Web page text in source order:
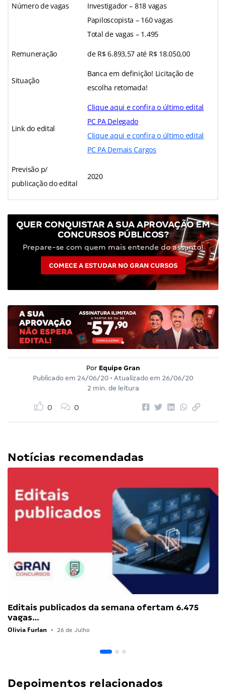
Número de vagas
Investigador – 818 vagas
Papiloscopista – 160 vagas
Total de vagas – 1.495
Remuneração de R$ 6.893,57 até R$ 18.050,00
Situação
Banca em definição! Licitação de
escolha retomada!
Link do edital
Clique aqui e confira o último edital
PC PA Delegado
Clique aqui e confira o último edital
PC PA Demais Cargos
Previsão p/
publicação do edital
2020
QUER CONQUISTAR A SUA APROVAÇÃO EM
CONCURSOS PÚBLICOS?
Prepare-se com quem mais entende do assunto!
COMECE A ESTUDAR NO GRAN CURSOS
Por Equipe Gran
Publicado em 24/06/20 • Atualizado em 26/06/20
2 min. de leitura
0 0
Notícias recomendadas
Editais publicados da semana ofertam 6.475
vagas…
Olivia Furlan • 26 de Julho
Depoimentos relacionados